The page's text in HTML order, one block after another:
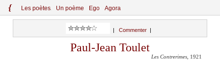
{ Les poètes Un poème Ego Agora
Commenter
Paul-Jean Toulet
Les Contrerimes , 1921